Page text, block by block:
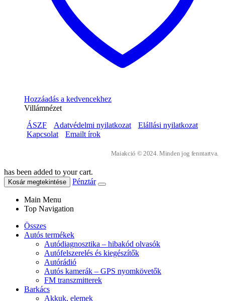
Hozzáadás a kedvencekhez
Villámnézet
ÁSZF
Adatvédelmi nyilatkozat
Elállási nyilatkozat
Kapcsolat
Emailt írok
Maiakció © 2024. Minden jog fenntartva.
has been added to your cart.
Kosár megtekintése Pénztár
Main Menu
Top Navigation
Összes
Autós termékek
Autódiagnosztika – hibakód olvasók
Autófelszerelés és kiegészítők
Autórádió
Autós kamerák – GPS nyomkövetők
FM transzmitterek
Barkács
Akkuk, elemek